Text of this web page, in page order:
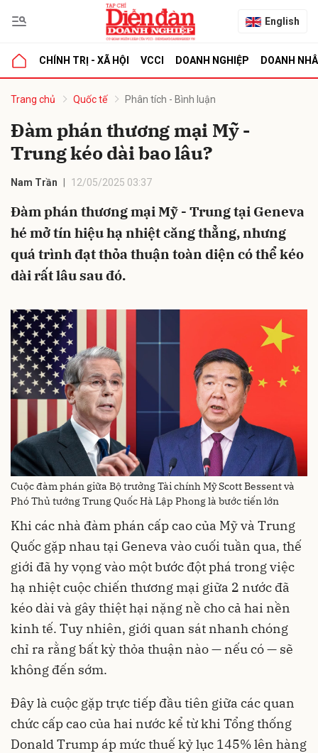
English
CHÍNH TRỊ - XÃ HỘI VCCI DOANH NGHIỆP DOANH
Trang chủ Quốc tế Phân tích - Bình luận
Đàm phán thương mại Mỹ -
Trung kéo dài bao lâu?
Nam Trần 12/05/2025 03:37
Đàm phán thương mại Mỹ - Trung tại Geneva
hé mở tín hiệu hạ nhiệt căng thẳng, nhưng
quá trình đạt thỏa thuận toàn diện có thể kéo
dài rất lâu sau đó.
Cuộc đàm phán giữa Bộ trưởng Tài chính Mỹ Scott Bessent và
Phó Thủ tướng Trung Quốc Hà Lập Phong là bước tiến lớn
Khi các nhà đàm phán cấp cao của Mỹ và Trung
Quốc gặp nhau tại Geneva vào cuối tuần qua, thế
giới đã hy vọng vào một bước đột phá trong việc
hạ nhiệt cuộc chiến thương mại giữa 2 nước đã
kéo dài và gây thiệt hại nặng nề cho cả hai nền
kinh tế. Tuy nhiên, giới quan sát nhanh chóng
chỉ ra rằng bất kỳ thỏa thuận nào — nếu có — sẽ
không đến sớm.
Đây là cuộc gặp trực tiếp đầu tiên giữa các quan
chức cấp cao của hai nước kể từ khi Tổng thống
Donald Trump áp mức thuế kỷ lục 145% lên hàng
luận
Hủy